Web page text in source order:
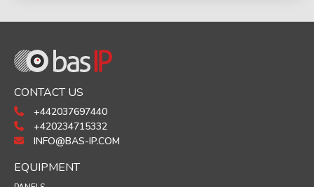
CONTACT US
+442037697440
+420234715332
INFO@BAS-IP.COM
EQUIPMENT